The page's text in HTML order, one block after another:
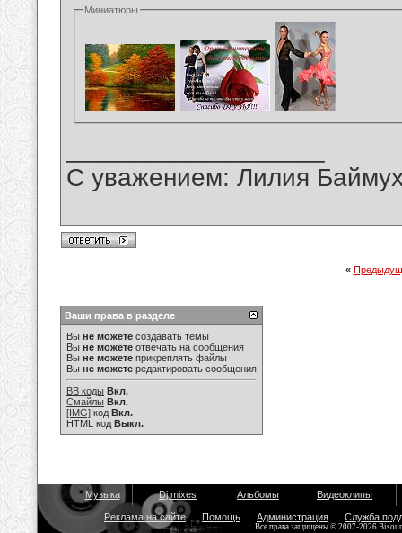
Миниатюры
С уважением: Лилия
«
Ваши права в разделе
Вы не можете создавать темы
Вы не можете отвечать на сообщения
Вы не можете прикреплять файлы
Вы не можете редактировать сообщения
BB коды Вкл.
Смайлы Вкл.
[IMG] код Вкл.
HTML код Выкл.
Музыка Dj mixes Альбомы Видеоклипы
Реклама на сайте Помощь Администрация Служба
Все права защищены © 2007-2026